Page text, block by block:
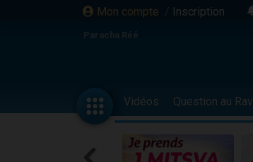
Mon compte / Inscription
Paracha Réé
Vidéos Question au Rav